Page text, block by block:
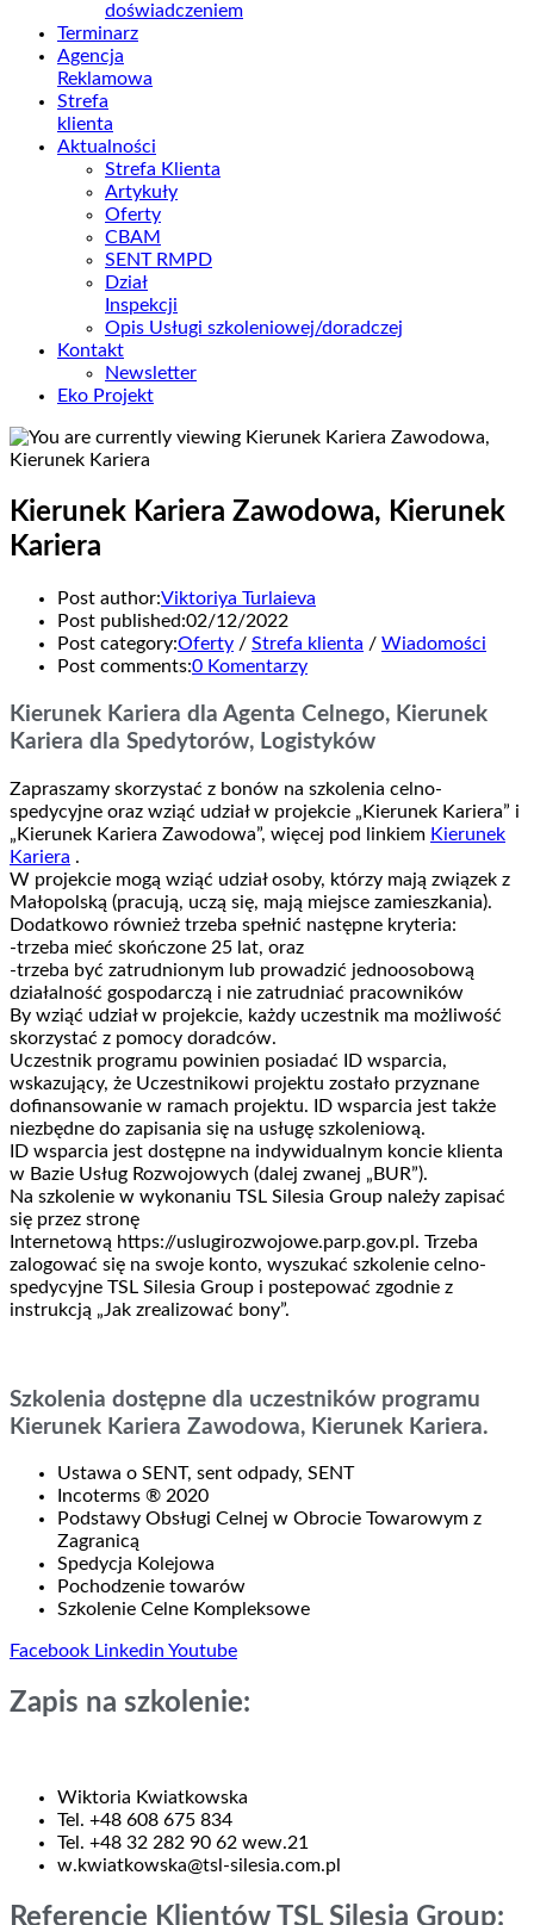
doświadczeniem
Terminarz
Agencja
Reklamowa
Strefa
klienta
Aktualności
Strefa Klienta
Artykuły
Oferty
CBAM
SENT RMPD
Dział
Inspekcji
Opis Usługi szkoleniowej/doradczej
Kontakt
Newsletter
Eko Projekt
Kierunek Kariera Zawodowa, Kierunek
Kariera
Post author:Viktoriya Turlaieva
Post published:02/12/2022
Post category:Oferty / Strefa klienta / Wiadomości
Post comments:0 Komentarzy
Kierunek Kariera dla Agenta Celnego, Kierunek
Kariera dla Spedytorów, Logistyków
Zapraszamy skorzystać z bonów na szkolenia celno-
spedycyjne oraz wziąć udział w projekcie „Kierunek Kariera” i
„Kierunek Kariera Zawodowa”, więcej pod linkiem Kierunek
Kariera .
W projekcie mogą wziąć udział osoby, którzy mają związek z
Małopolską (pracują, uczą się, mają miejsce zamieszkania).
Dodatkowo również trzeba spełnić następne kryteria:
-trzeba mieć skończone 25 lat, oraz
-trzeba być zatrudnionym lub prowadzić jednoosobową
działalność gospodarczą i nie zatrudniać pracowników
By wziąć udział w projekcie, każdy uczestnik ma możliwość
skorzystać z pomocy doradców.
Uczestnik programu powinien posiadać ID wsparcia,
wskazujący, że Uczestnikowi projektu zostało przyznane
dofinansowanie w ramach projektu. ID wsparcia jest także
niezbędne do zapisania się na usługę szkoleniową.
ID wsparcia jest dostępne na indywidualnym koncie klienta
w Bazie Usług Rozwojowych (dalej zwanej „BUR”).
Na szkolenie w wykonaniu TSL Silesia Group należy zapisać
się przez stronę
Internetową https://uslugirozwojowe.parp.gov.pl. Trzeba
zalogować się na swoje konto, wyszukać szkolenie celno-
spedycyjne TSL Silesia Group i postepować zgodnie z
instrukcją „Jak zrealizować bony”.
Szkolenia dostępne dla uczestników programu
Kierunek Kariera Zawodowa, Kierunek Kariera.
Ustawa o SENT, sent odpady, SENT
Incoterms ® 2020
Podstawy Obsługi Celnej w Obrocie Towarowym z
Zagranicą
Spedycja Kolejowa
Pochodzenie towarów
Szkolenie Celne Kompleksowe
Facebook Linkedin Youtube
Zapis na szkolenie:
Wiktoria Kwiatkowska
Tel. +48 608 675 834
Tel. +48 32 282 90 62 wew.21
w.kwiatkowska@tsl-silesia.com.pl
Referencje Klientów TSL Silesia Group: